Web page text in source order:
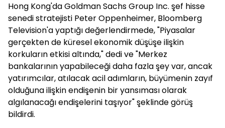
Hong Kong'da Goldman Sachs Group Inc. şef hisse
senedi stratejisti Peter Oppenheimer, Bloomberg
Television'a yaptığı değerlendirmede, "Piyasalar
gerçekten de küresel ekonomik düşüşe ilişkin
korkuların etkisi altında," dedi ve "Merkez
bankalarının yapabileceği daha fazla şey var, ancak
yatırımcılar, atılacak acil adımların, büyümenin zayıf
olduğuna ilişkin endişenin bir yansıması olarak
algılanacağı endişelerini taşıyor" şeklinde görüş
bildirdi.